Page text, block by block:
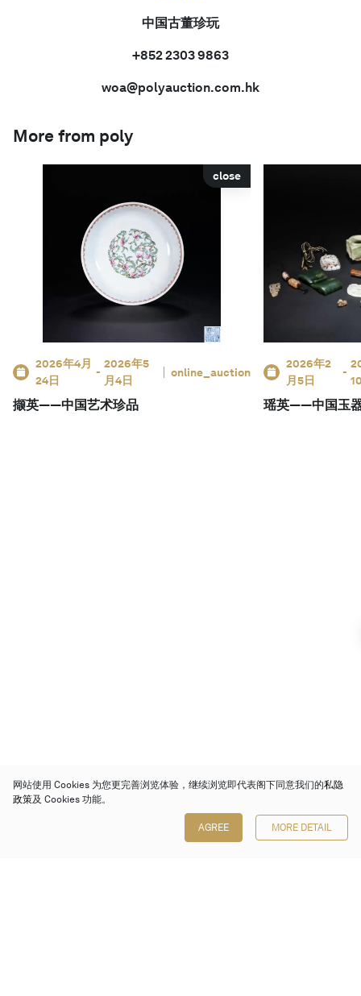
中国古董珍玩
+852 2303 9863
woa@polyauction.com.hk
More from poly
close
2026年4月
24日
-
2026年5
月4日
online_auction
撷英——中国艺术珍品
2026年2
月5日
-
瑶英——中国玉
网站使用 Cookies 为您更完善浏览体验，继续浏览即代表阁下同意我们的私隐
政策及 Cookies 功能。
AGREE MORE DETAIL